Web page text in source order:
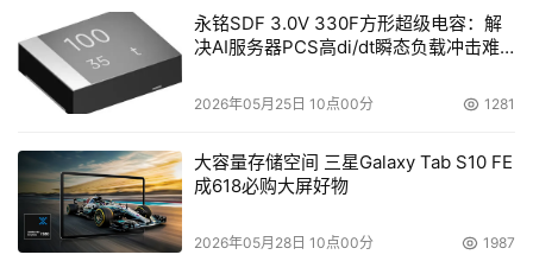
永铭SDF 3.0V 330F方形超级电容：解
决AI服务器PCS高di/dt瞬态负载冲击难
2026年05月25日 10点00分 1281
大容量存储空间 三星Galaxy Tab S10 FE
成618必购大屏好物
2026年05月28日 10点00分 1987